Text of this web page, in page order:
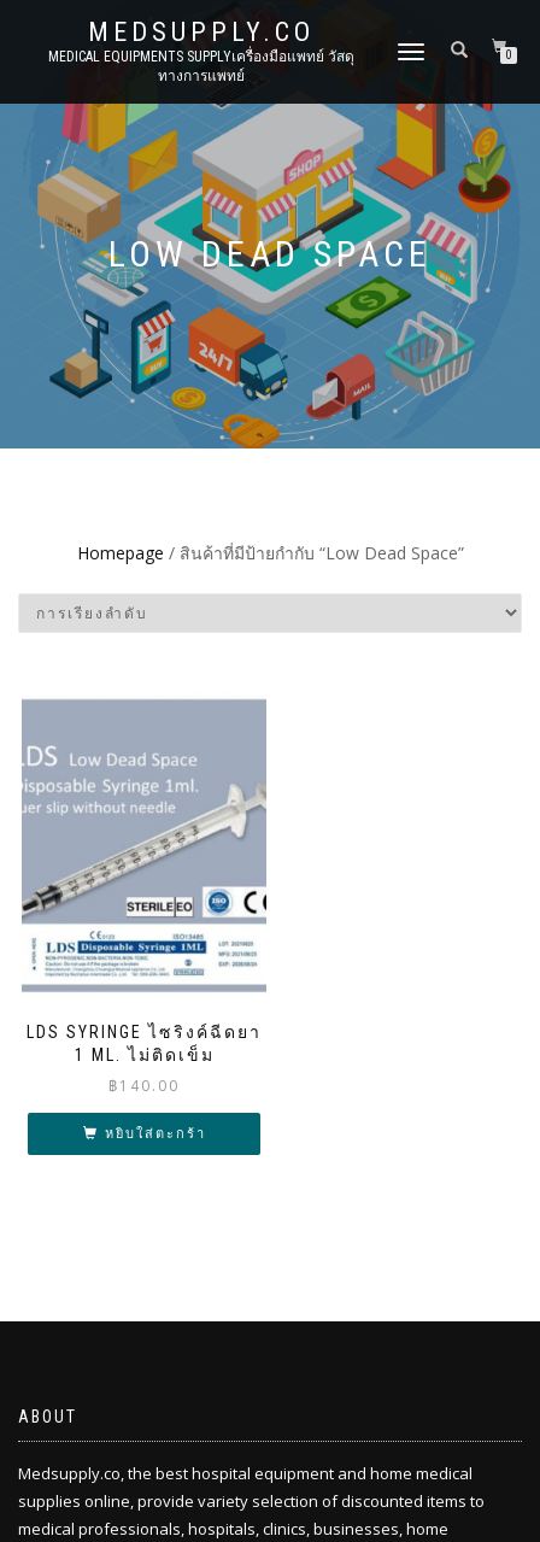
MEDSUPPLY.CO
MEDICAL EQUIPMENTS SUPPLYเครื่องมือแพทย์ วัสดุ
ทางการแพทย์
TOGGLE
0
LOW DEAD SPACE
Homepage / สินค้าที่มีป้ายกำกับ “Low Dead Space”
LDS SYRINGE ไซริงค์ฉีดยา
1 ML. ไม่ติดเข็ม
฿140.00
หยิบใส่ตะกร้า
ABOUT
Medsupply.co, the best hospital equipment and home medical
supplies online, provide variety selection of discounted items to
medical professionals, hospitals, clinics, businesses, home